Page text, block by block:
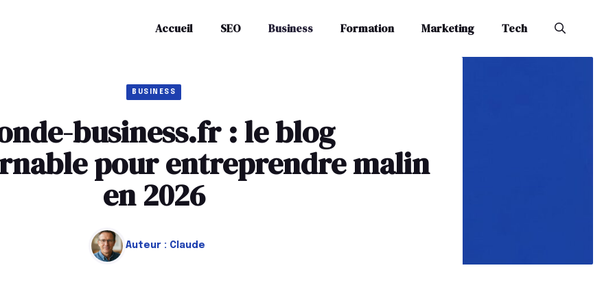
Accueil SEO Business Formation Marketing Tech
BUSINESS
business.fr : le blog
pour entreprendre malin
en 2026
Auteur : Claude